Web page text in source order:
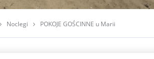
Noclegi POKOJE GOŚCINNE u Marii